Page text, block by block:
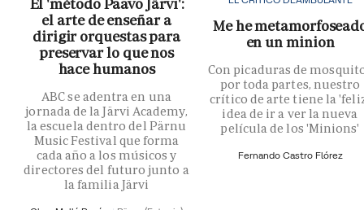
El 'método Paavo Järvi':
el arte de enseñar a
dirigir orquestas para
preservar lo que nos
hace humanos
ABC se adentra en una
jornada de la Järvi Academy,
la escuela dentro del Pärnu
Music Festival que forma
cada año a los músicos y
directores del futuro junto a
la familia Järvi
Me he
en un minion
Con picaduras de
por toda partes, nuestro
crítico de arte tiene la
idea de ir a ver la nueva
película de los 'Minions'
Fernando Castro Flórez